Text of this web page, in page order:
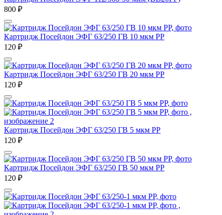
800 ₽
Картридж Посейдон ЭФГ 63/250 ГВ 10 мкм РР
120 ₽
Картридж Посейдон ЭФГ 63/250 ГВ 20 мкм РР
120 ₽
Картридж Посейдон ЭФГ 63/250 ГВ 5 мкм РР
120 ₽
Картридж Посейдон ЭФГ 63/250 ГВ 50 мкм РР
120 ₽